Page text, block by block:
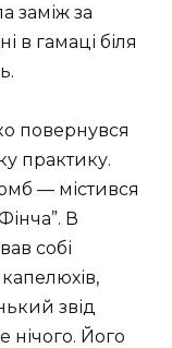
заміж за
в гамаці біля
повернувся
практику.
— містився
В
собі
звід
нічого. Його